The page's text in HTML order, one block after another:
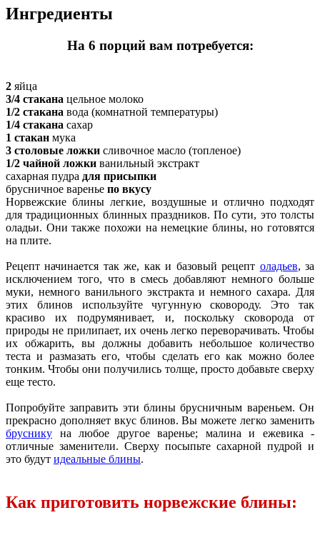
Ингредиенты
На 6 порций вам потребуется:
2 яйца
3/4 стакана цельное молоко
1/2 стакана вода (комнатной температуры)
1/4 стакана сахар
1 стакан мука
3 столовые ложки сливочное масло (топленое)
1/2 чайной ложки ванильный экстракт
сахарная пудра для присыпки
брусничное варенье по вкусу
Норвежские блины легкие, воздушные и отлично подходят
для традиционных блинных праздников. По сути, это толсты
оладьи. Они также похожи на немецкие блины, но готовятся
на плите.
Рецепт начинается так же, как и базовый рецепт оладьев, за
исключением того, что в смесь добавляют немного больше
муки, немного ванильного экстракта и немного сахара. Для
этих блинов используйте чугунную сковороду. Это так
красиво их подрумянивает, и, поскольку сковорода от
природы не прилипает, их очень легко переворачивать. Чтобы
их обжарить, вы должны добавить небольшое количество
теста и размазать его, чтобы сделать его как можно более
тонким. Чтобы они получились толще, просто добавьте сверху
еще тесто.
Попробуйте заправить эти блины брусничным вареньем. Он
прекрасно дополняет вкус блинов. Вы можете легко заменить
бруснику на любое другое варенье; малина и ежевика -
отличные заменители. Сверху посыпьте сахарной пудрой и
это будут идеальные блины.
Как приготовить норвежские блины: